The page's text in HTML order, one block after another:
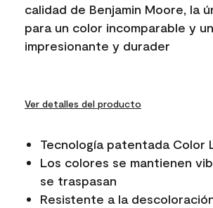
calidad de Benjamin Moore, la
para un color incomparable y
impresionante y durader
Ver detalles del producto
Tecnología patentada Color
Los colores se mantienen
se traspasan
Resistente a la